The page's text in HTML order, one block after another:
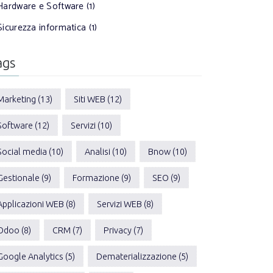
e Software (1)
informatica (1)
(13) Siti WEB (12)
(12) Servizi (10)
media (10) Analisi (10) Bnow (10)
(9) Formazione (9) SEO (9)
WEB (8) Servizi WEB (8)
(8) CRM (7) Privacy (7)
Analytics (5) Dematerializzazione (5)